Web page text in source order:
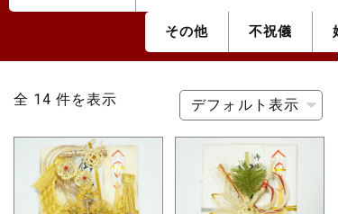
その他 不祝儀
全 14 件を表示